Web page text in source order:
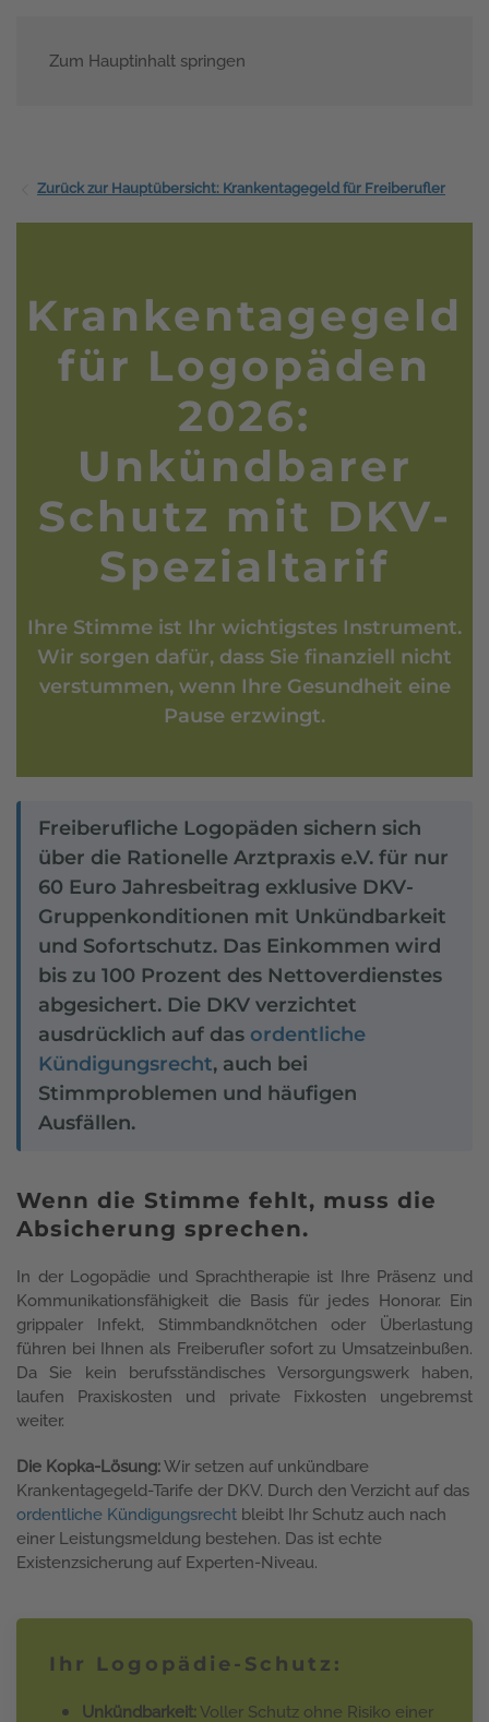
Zum Hauptinhalt springen
Zurück zur Hauptübersicht: Krankentagegeld für Freiberufler
Krankentagegeld
für Logopäden
2026:
Unkündbarer
Schutz mit DKV-
Spezialtarif
Ihre Stimme ist Ihr wichtigstes Instrument.
Wir sorgen dafür, dass Sie finanziell nicht
verstummen, wenn Ihre Gesundheit eine
Pause erzwingt.
Freiberufliche Logopäden sichern sich
über die Rationelle Arztpraxis e.V. für nur
60 Euro Jahresbeitrag exklusive DKV-
Gruppenkonditionen mit Unkündbarkeit
und Sofortschutz. Das Einkommen wird
bis zu 100 Prozent des Nettoverdienstes
abgesichert. Die DKV verzichtet
ausdrücklich auf das ordentliche
Kündigungsrecht, auch bei
Stimmproblemen und häufigen
Ausfällen.
Wenn die Stimme fehlt, muss die
Absicherung sprechen.
In der Logopädie und Sprachtherapie ist Ihre Präsenz und
Kommunikationsfähigkeit die Basis für jedes Honorar. Ein
grippaler Infekt, Stimmbandknötchen oder Überlastung
führen bei Ihnen als Freiberufler sofort zu Umsatzeinbußen.
Da Sie kein berufsständisches Versorgungswerk haben,
laufen Praxiskosten und private Fixkosten ungebremst
weiter.
Die Kopka-Lösung:Wir setzen auf unkündbare
Krankentagegeld-Tarife der DKV. Durch den Verzicht auf das
ordentliche Kündigungsrecht bleibt Ihr Schutz auch nach
einer Leistungsmeldung bestehen. Das ist echte
Existenzsicherung auf Experten-Niveau.
Ihr Logopädie-Schutz:
Unkündbarkeit: Voller Schutz ohne Risiko einer